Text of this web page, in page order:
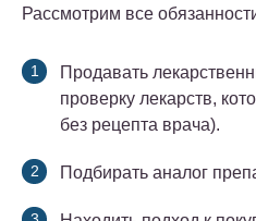
Рассмотрим все
Продавать
проверку лекарств,
без рецепта врача).
Подбирать аналог